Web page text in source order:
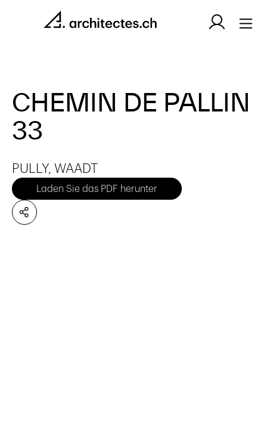
CHEMIN DE PALLIN
33
PULLY, WAADT
Laden Sie das PDF herunter